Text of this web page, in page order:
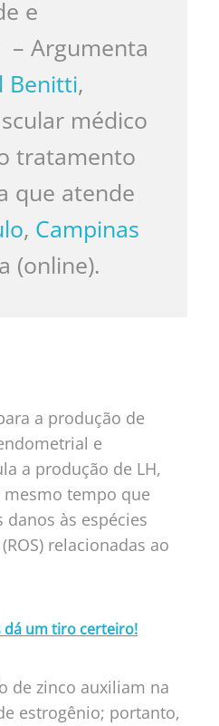
e
– Argumenta
Benitti,
médico
tratamento
que atende
, Campinas
(online).
a produção de
e
a produção de LH,
mesmo tempo que
às espécies
relacionadas ao
dá um tiro certeiro!
de zinco auxiliam na
estrogênio; portanto,